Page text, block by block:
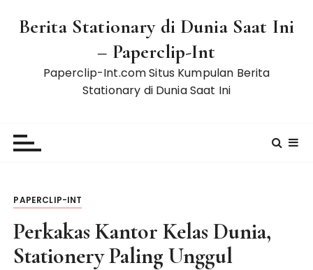
Berita Stationary di Dunia Saat Ini
– Paperclip-Int
Paperclip-Int.com Situs Kumpulan Berita
Stationary di Dunia Saat Ini
PAPERCLIP-INT
Perkakas Kantor Kelas Dunia,
Stationery Paling Unggul